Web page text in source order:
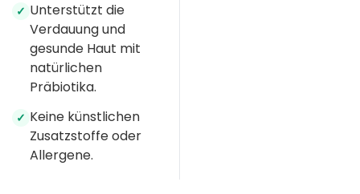
✓ Unterstützt die
Verdauung und
gesunde Haut mit
natürlichen
Präbiotika.
✓ Keine künstlichen
Zusatzstoffe oder
Allergene.